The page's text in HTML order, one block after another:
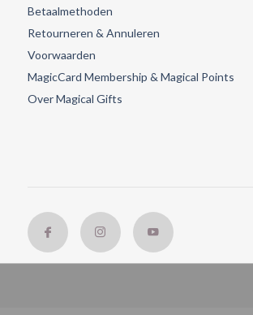
Betaalmethoden
Retourneren & Annuleren
Voorwaarden
MagicCard Membership & Magical Points
Over Magical Gifts